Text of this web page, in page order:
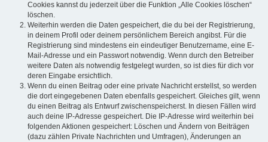
Cookies kannst du jederzeit über die Funktion „Alle Cookies löschen“
löschen.
Weiterhin werden die Daten gespeichert, die du bei der Registrierung,
in deinem Profil oder deinem persönlichem Bereich angibst. Für die
Registrierung sind mindestens ein eindeutiger Benutzername, eine E-
Mail-Adresse und ein Passwort notwendig. Wenn durch den Betreiber
weitere Daten als notwendig festgelegt wurden, so ist dies für dich vor
deren Eingabe ersichtlich.
Wenn du einen Beitrag oder eine private Nachricht erstellst, so werden
die dort eingegebenen Daten ebenfalls gespeichert. Gleiches gilt, wenn
du einen Beitrag als Entwurf zwischenspeicherst. In diesen Fällen wird
auch deine IP-Adresse gespeichert. Die IP-Adresse wird weiterhin bei
folgenden Aktionen gespeichert: Löschen und Ändern von Beiträgen
(dazu zählen Private Nachrichten und Umfragen), Änderungen an